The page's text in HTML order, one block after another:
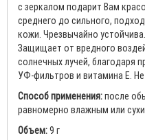
с зеркалом подарит Вам
среднего до сильного,
кожи. Чрезвычайно
Защищает от вредного
солнечных лучей, благодаря
УФ-фильтров и витамина Е.
Способ применения:после
равномерно влажным или
Объем:9 г